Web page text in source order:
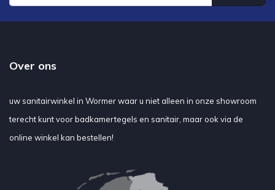
Over ons
uw sanitairwinkel in Wormer waar u niet alleen in onze showroom
terecht kunt voor badkamertegels en sanitair, maar ook via de
online winkel kan bestellen!